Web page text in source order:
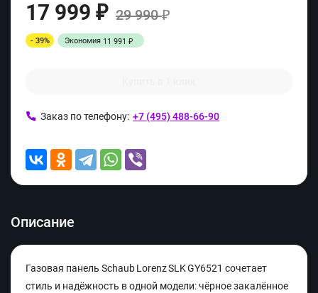
17 999 ₽ 29 990₽
- 39% Экономия 11 991 ₽
Заказ по телефону: +7 (495) 488-66-90
Описание
Газовая панель Schaub Lorenz SLK GY6521 сочетает
стиль и надёжность в одной модели: чёрное закалённое